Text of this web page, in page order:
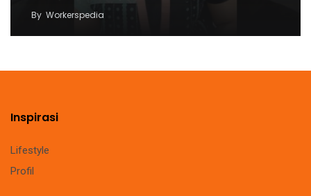
By Workerspedia
Inspirasi
Lifestyle
Profil